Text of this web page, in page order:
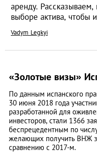
аренду.
выборе актива, чтобы
Vadym Legkyi
«Золотые визы»
По данным испанского
30 июня 2018 года
разработанной для
инвесторов, стали 1366
беспрецедентным по
желающих получить ВНЖ
сравнению с 2017-м.